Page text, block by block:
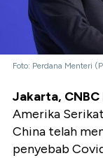
Foto: Perdana Menteri
Jakarta,
Amerika
China telah
penyebab